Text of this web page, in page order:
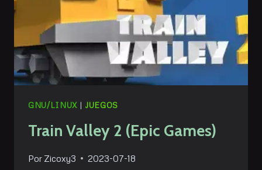
GNU/LINUX | JUEGOS
Train Valley 2 (Epic Games)
Por Zicoxy3 2023-07-18